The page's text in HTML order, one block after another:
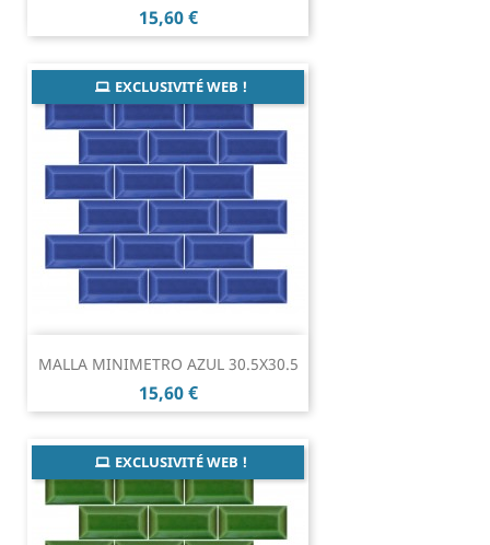
Prix
15,60 €
MALLA MINIMETRO AZUL 30.5X30.5
Prix
15,60 €
EXCLUSIVITÉ WEB !
EXCLUSIVITÉ WEB !